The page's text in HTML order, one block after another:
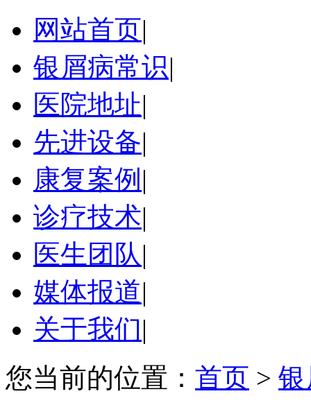
网站首页|
银屑病常识|
医院地址|
先进设备|
康复案例 |
诊疗技术|
医生团队|
媒体报道|
关于我们|
您当前的位置： 首页 >